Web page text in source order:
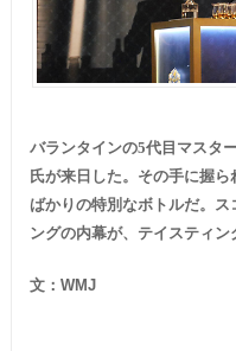
バランタインの5代目マスタ
氏が来日した。その手に握
ばかりの特別なボトルだ。
ングの内幕が、テイスティン
文： WMJ